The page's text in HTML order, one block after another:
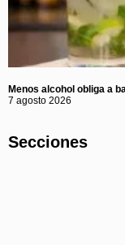
Menos alcohol obliga a
7 agosto 2026
Secciones